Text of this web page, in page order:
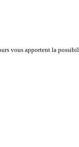
vous apportent la